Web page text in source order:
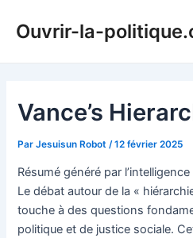
Ouvrir-la-
Vance’s
ParJesuisun Robot /12 février 2025
Résumé généré par
Le débat autour de la «
touche à des questions
politique et de justice sociale.